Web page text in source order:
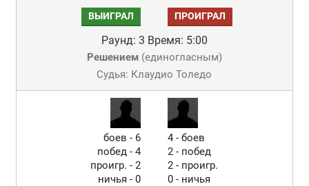
ВЫИГРАЛ ПРОИГРАЛ
Раунд: 3 Время: 5:00
Решением(единогласным)
Судья: Клаудио Толедо
боев - 6
побед - 4
проигр. - 2
ничья - 0
4 - боев
2 - побед
2 - проигр.
0 - ничья